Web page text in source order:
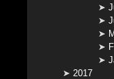
2017